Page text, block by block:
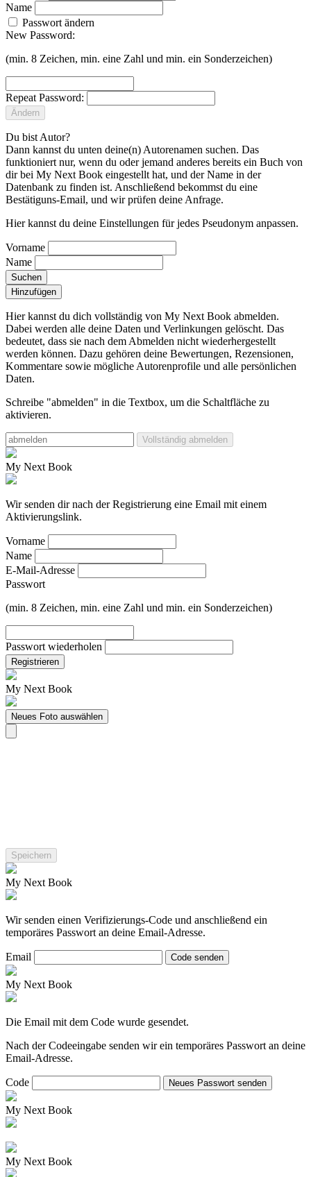
Name
Passwort ändern
New Password:
(min. 8 Zeichen, min. eine Zahl und min. ein Sonderzeichen)
Repeat Password:
Ändern
Du bist Autor?
Dann kannst du unten deine(n) Autorenamen suchen. Das
funktioniert nur, wenn du oder jemand anderes bereits ein Buch von
dir bei My Next Book eingestellt hat, und der Name in der
Datenbank zu finden ist. Anschließend bekommst du eine
Bestätiguns-Email, und wir prüfen deine Anfrage.
Hier kannst du deine Einstellungen für jedes Pseudonym anpassen.
Vorname
Name
Suchen
Hinzufügen
Hier kannst du dich vollständig von My Next Book abmelden.
Dabei werden alle deine Daten und Verlinkungen gelöscht. Das
bedeutet, dass sie nach dem Abmelden nicht wiederhergestellt
werden können. Dazu gehören deine Bewertungen, Rezensionen,
Kommentare sowie mögliche Autorenprofile und alle persönlichen
Daten.
Schreibe "abmelden" in die Textbox, um die Schaltfläche zu
aktivieren.
Vollständig abmelden
My Next Book
Wir senden dir nach der Registrierung eine Email mit einem
Aktivierungslink.
Vorname
Name
E-Mail-Adresse
Passwort
(min. 8 Zeichen, min. eine Zahl und min. ein Sonderzeichen)
Passwort wiederholen
Registrieren
My Next Book
Neues Foto auswählen
My Next Book
Wir senden einen Verifizierungs-Code und anschließend ein
temporäres Passwort an deine Email-Adresse.
Email Code senden
My Next Book
Die Email mit dem Code wurde gesendet.
Nach der Codeeingabe senden wir ein temporäres Passwort an deine
Email-Adresse.
Code Neues Passwort senden
My Next Book
My Next Book